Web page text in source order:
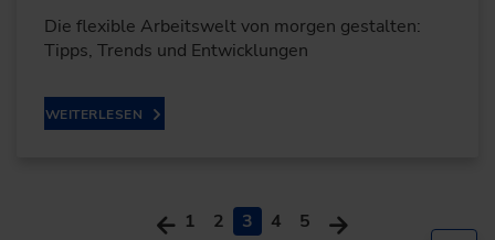
Die flexible Arbeitswelt von morgen gestalten:
Tipps, Trends und Entwicklungen
WEITERLESEN
1 2 3 4
5